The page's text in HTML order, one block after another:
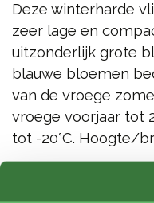
Deze winterharde
zeer lage en
uitzonderlijk grote
blauwe bloemen
van de vroege
vroege voorjaar tot
tot -20°C. Hoogte/